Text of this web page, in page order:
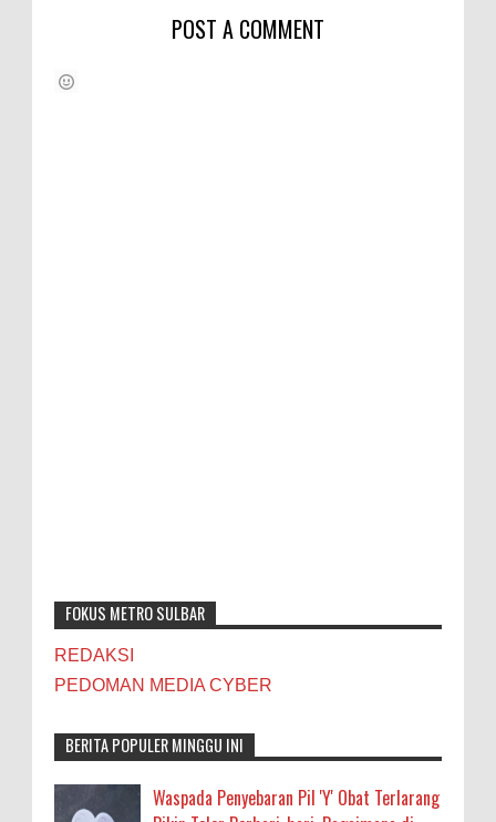
POST A COMMENT
FOKUS METRO SULBAR
REDAKSI
PEDOMAN MEDIA CYBER
BERITA POPULER MINGGU INI
Waspada Penyebaran Pil 'Y' Obat Terlarang